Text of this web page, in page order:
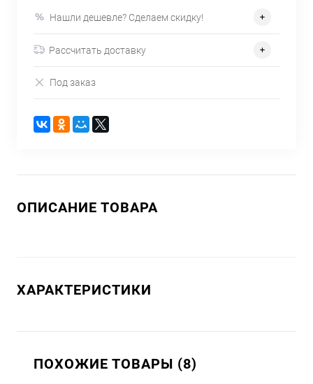
Нашли дешевле? Сделаем скидку!
Рассчитать доставку
Под заказ
ОПИСАНИЕ ТОВАРА
ХАРАКТЕРИСТИКИ
ПОХОЖИЕ ТОВАРЫ (8)